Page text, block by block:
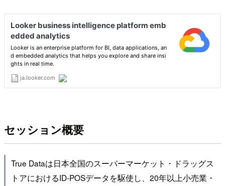
セッション概要
True Dataは日本全国のスーパーマーケット・ドラッグス
トアにおけるID-POSデータを駆使し、20年以上小売業・